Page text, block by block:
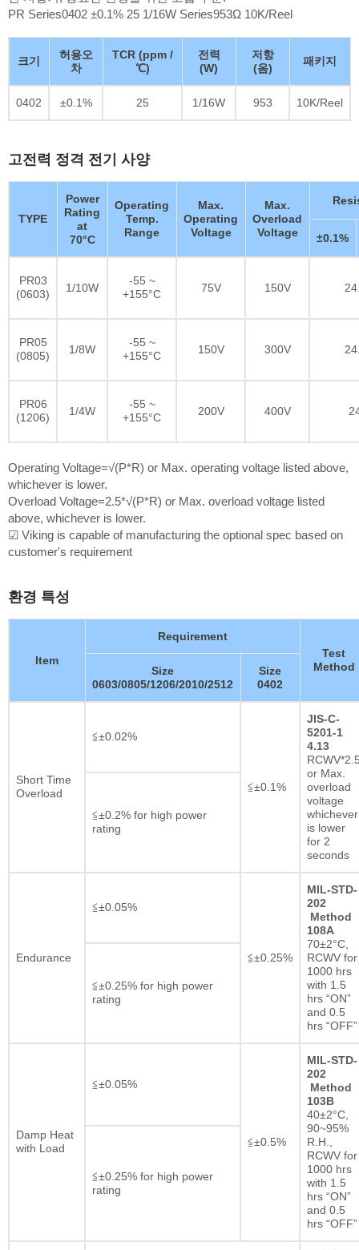
PR Series0402 ±0.1% 25 1/16W Series953Ω 10K/Reel
크기
허용오
차
TCR (ppm /
℃)
전력
(W)
저항
(옴)
패키지
0402 ±0.1% 25 1/16W 953 10K/Reel
고전력 정격 전기 사양
TYPE
Power
Rating
at
70°C
Operating
Temp.
Range
Max.
Operating
Voltage
Max.
Overload
Voltage
±0.1%
PR03
(0603)
1/10W
-55 ~
+155°C
75V 150V
PR05
(0805)
1/8W
-55 ~
+155°C
150V 300V
PR06
(1206)
1/4W
-55 ~
+155°C
200V 400V
Operating Voltage=√(P*R) or Max. operating voltage listed above,
whichever is lower.
Overload Voltage=2.5*√(P*R) or Max. overload voltage listed
above, whichever is lower.
☑ Viking is capable of manufacturing the optional spec based on
customer's requirement
환경 특성
Item
Requirement
Test
Method
Size
0603/0805/1206/2010/2512
Size
0402
Short Time
Overload
≦±0.02%
≦±0.1%
JIS-C-
5201-1
4.13
or Max.
overload
voltage
whichever
is lower
for 2
seconds
≦±0.2% for high power
rating
Endurance
≦±0.05%
≦±0.25%
MIL-STD-
202
Method
108A
70±2°C,
RCWV for
1000 hrs
with 1.5
hrs “ON”
and 0.5
hrs “OFF”
≦±0.25% for high power
rating
Damp Heat
with Load
≦±0.05%
≦±0.5%
MIL-STD-
202
Method
103B
40±2°C,
90~95%
R.H.,
RCWV for
1000 hrs
with 1.5
hrs “ON”
and 0.5
hrs “OFF”
≦±0.25% for high power
rating